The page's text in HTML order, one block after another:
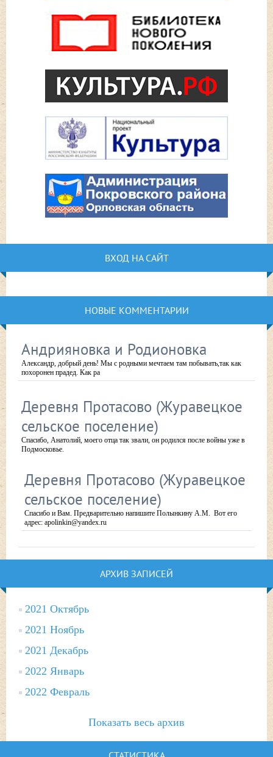
ВХОД НА САЙТ
НОВЫЕ КОММЕНТАРИИ
Андрияновка и Родионовка
Александр, добрый день! Мы с родными мечтаем там побывать,так как
похоронен прадед. Как ра
Деревня Протасово (Журавецкое
сельское поселение)
Спасибо, Анатолий, моего отца так звали, он родился после войны уже в
Подмосковье.
Деревня Протасово (Журавецкое
сельское поселение)
Спасибо и Вам. Предварительно напишите Полынкину А.М. Вот его
адрес: apolinkin@yandex.ru
АРХИВ ЗАПИСЕЙ
2021 Октябрь
2021 Ноябрь
2021 Декабрь
2022 Январь
2022 Февраль
Показать весь архив